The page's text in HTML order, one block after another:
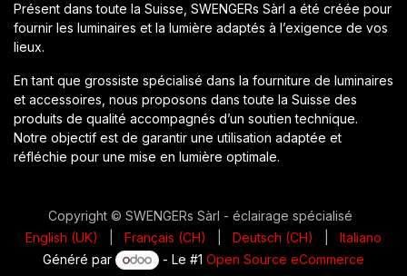
Présent dans toute la Suisse, SWENGERs Sàrl a été créée pour
fournir les luminaires et la lumière adaptés à l’exigence de vos
lieux.
En tant que grossiste spécialisé dans la fourniture de luminaires
et accessoires, nous proposons dans toute la Suisse des
produits de qualité accompagnés d’un soutien technique.
Notre objectif est de garantir une utilisation adaptée et
réfléchie pour une mise en lumière optimale.
Copyright © SWENGERs Sàrl - éclairage spécialisé
English (UK)
Français (CH) Deutsch (CH)
Italiano
Généré par
- Le #1Open Source eCommerce